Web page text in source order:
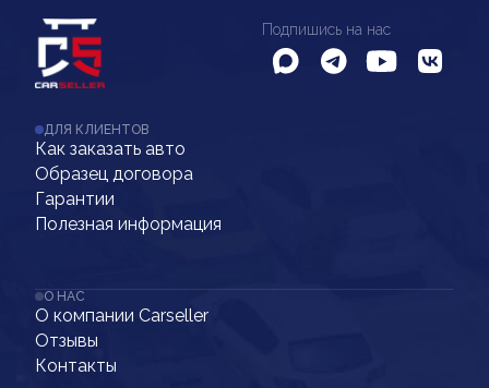
Подпишись на нас
ДЛЯ КЛИЕНТОВ
Как заказать авто
Образец договора
Гарантии
Полезная информация
О НАС
О компании Carseller
Отзывы
Контакты